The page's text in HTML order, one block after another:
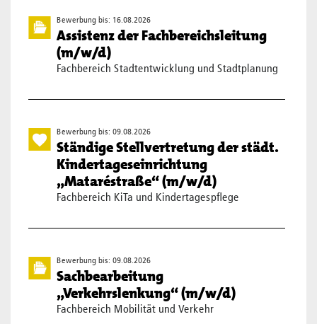
Bewerbung bis: 16.08.2026
Assistenz der Fachbereichsleitung
(m/w/d)
Fachbereich Stadtentwicklung und Stadtplanung
Bewerbung bis: 09.08.2026
Ständige Stellvertretung der städt.
Kindertageseinrichtung
„Mataréstraße“ (m/w/d)
Fachbereich KiTa und Kindertagespflege
Bewerbung bis: 09.08.2026
Sachbearbeitung
„Verkehrslenkung“ (m/w/d)
Fachbereich Mobilität und Verkehr